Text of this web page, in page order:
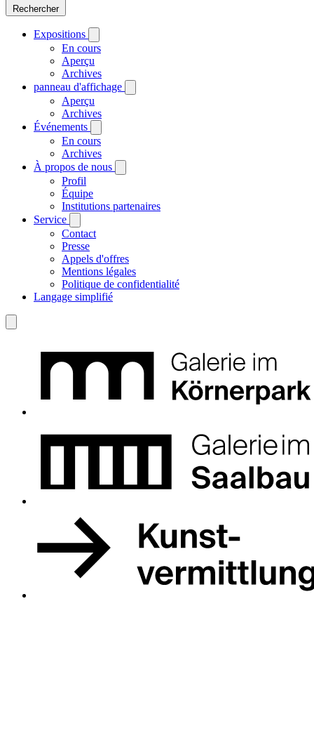
Rechercher
Expositions
En cours
Aperçu
Archives
panneau d'affichage
Aperçu
Archives
Événements
En cours
Archives
À propos de nous
Profil
Équipe
Institutions partenaires
Service
Contact
Presse
Appels d'offres
Mentions légales
Politique de confidentialité
Langage simplifié